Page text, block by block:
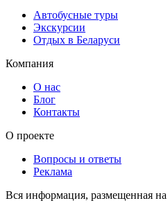
Автобусные туры
Экскурсии
Отдых в Беларуси
Компания
О нас
Блог
Контакты
О проекте
Вопросы и ответы
Реклама
Вся информация, размещенная на